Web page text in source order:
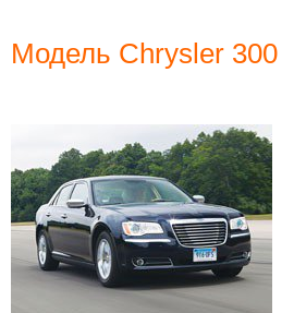
Модель Chrysler 300